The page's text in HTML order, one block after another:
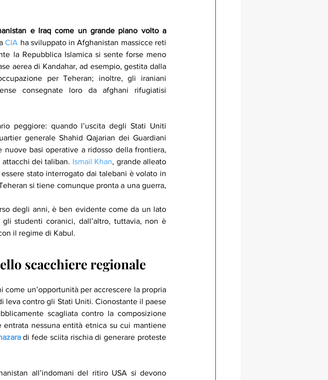
e Iraq come un grande piano volto a
CIA ha sviluppato in Afghanistan massicce reti
la Repubblica Islamica si sente forse meno
aerea di Kandahar, ad esempio, gestita dalla
per Teheran; inoltre, gli iraniani
consegnate loro da afghani rifugiatisi
generale Shahid Qajarian dei Guardiani
basi operative a ridosso della frontiera,
dei taliban. Ismail Khan, grande alleato
stato interrogato dai talebani è volato in
si tiene comunque pronta a una guerra,
degli anni, è ben evidente come da un lato
studenti coranici, dall’altro, tuttavia, non è
il regime di Kabul.
scacchiere regionale
un’opportunità per accrescere la propria
leva contro gli Stati Uniti. Cionostante il paese
scagliata contro la composizione
nessuna entità etnica su cui mantiene
di fede sciita rischia di generare proteste